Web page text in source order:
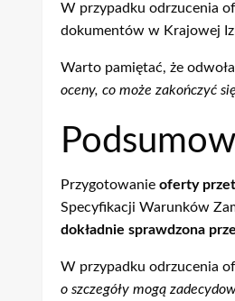
W przypadku odrzucenia
dokumentów w Krajowej
Warto pamiętać, że
oceny, co może zakończyć
Przygotowanie oferty
Specyfikacji Warunków
dokładnie sprawdzona
W przypadku odrzucenia
o szczegóły mogą